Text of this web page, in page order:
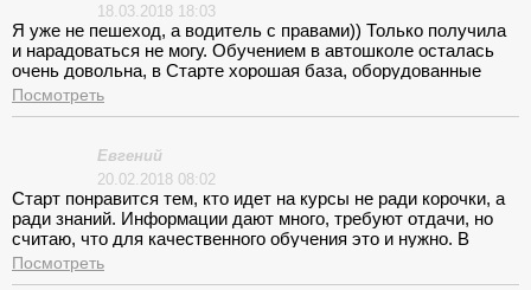
18.03.2018 18:03
Я уже не пешеход, а водитель с правами)) Только получила
и нарадоваться не могу. Обучением в автошколе осталась
очень довольна, в Старте хорошая база, оборудованные
классы для изучения теории, для практики новые
автомобили и отличный собственный автодром, опытные
Сабурова Александра Александровича, моего инструктора,
именно научил меня всему, что я сейчас умею и благодаря
ему я теперь не боюсь дорог большого города.
Посмотреть
Евгений
20.02.2018 08:02
Старт понравится тем, кто идет на курсы не ради корочки, а
ради знаний. Информации дают много, требуют отдачи, но
считаю, что для качественного обучения это и нужно. В
целом администрация, преподаватели, инструктор
понимающие люди, ни с кем конфликтных ситуаций не
Посмотреть